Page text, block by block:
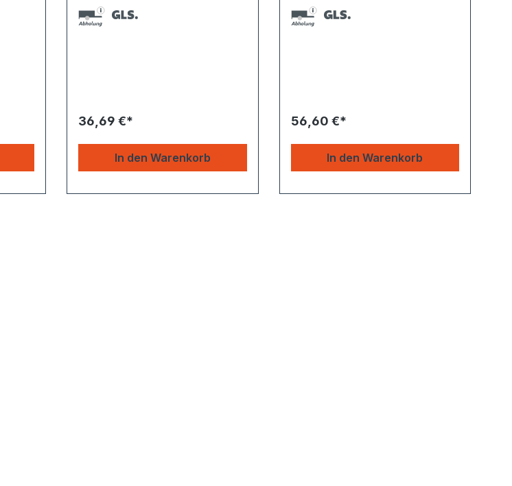
36,69 €*
In den Warenkorb
56,60 €*
In den Warenkorb